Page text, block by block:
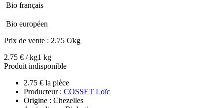
Bio français
Bio européen
Prix de vente : 2.75 €/kg
2.75 € / kg1 kg
Produit indisponible
2.75 € la pièce
Producteur : COSSET Loïc
Origine : Chezelles